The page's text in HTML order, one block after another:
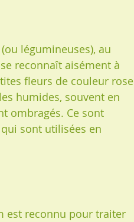
(ou légumineuses), au
reconnaît aisément à
fleurs de couleur rose
humides, souvent en
ombragés. Ce sont
sont utilisées en
est reconnu pour traiter